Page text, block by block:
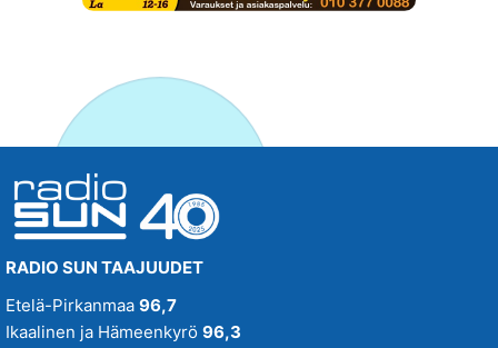
RADIO SUN TAAJUUDET
Etelä-Pirkanmaa 96,7
Ikaalinen ja Hämeenkyrö 96,3